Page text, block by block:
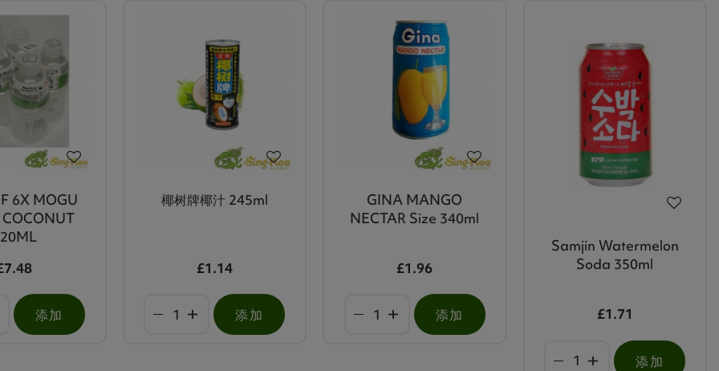
6X MOGU
添加
椰树牌椰汁 245ml
£1.14
添加
GINA MANGO
NECTAR Size 340ml
£1.96
添加
Samjin Watermelon
Soda 350ml
£1.71
添加